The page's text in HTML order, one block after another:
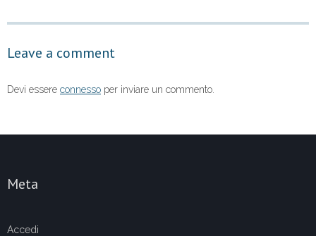
k
Leave a comment
Devi essere connesso per inviare un commento.
Meta
Accedi